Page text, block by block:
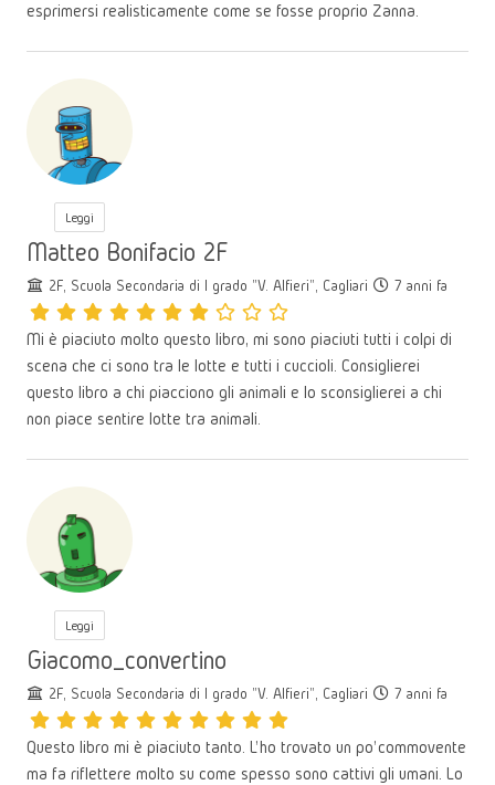
esprimersi realisticamente come se fosse proprio Zanna.
Leggi
Matteo Bonifacio 2F
2F, Scuola Secondaria di I grado "V. Alfieri", Cagliari 7 anni fa
Mi è piaciuto molto questo libro, mi sono piaciuti tutti i colpi di
scena che ci sono tra le lotte e tutti i cuccioli. Consiglierei
questo libro a chi piacciono gli animali e lo sconsiglierei a chi
non piace sentire lotte tra animali.
Leggi
Giacomo_convertino
2F, Scuola Secondaria di I grado "V. Alfieri", Cagliari 7 anni fa
Questo libro mi è piaciuto tanto. L’ ho trovato un po’ commovente
ma fa riflettere molto su come spesso sono cattivi gli umani. Lo